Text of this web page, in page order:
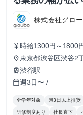
株式会社グロ
currency_yen 時給1300円～1800
place東京都渋谷区渋谷
train渋谷駅
calendar_today週3日〜 /
全学年対象 週3日以上推奨
研修制度あり 社長直下